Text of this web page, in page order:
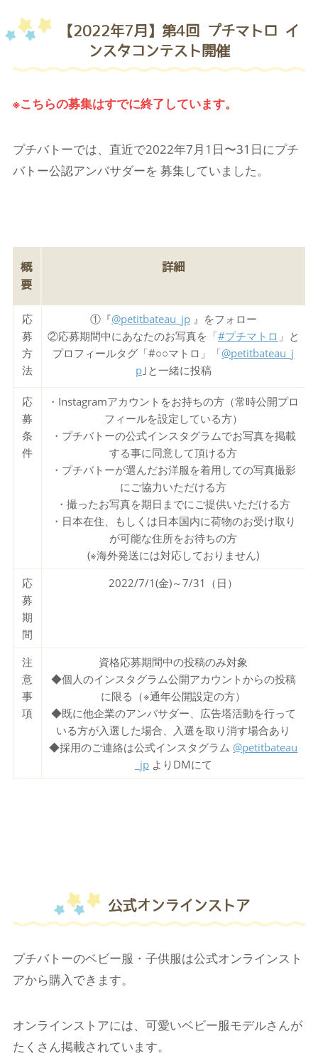
【2022年7月】第4回 プチマトロ イ
ンスタコンテスト開催
※こちらの募集はすでに終了しています。
プチバトーでは、直近で2022年7月1日〜31日にプチ
バトー公認アンバサダーを 募集していました。
概
要
詳細
応
募
方
法
①『@petitbateau_jp』をフォロー
②応募期間中にあなたのお写真を「#プチマトロ 」と
プロフィールタグ「#○○マトロ」「@petitbateau_j
p｣と一緒に投稿
応
募
条
件
・Instagramアカウントをお持ちの方（常時公開プロ
フィールを設定している方）
・プチバトーの公式インスタグラムでお写真を掲載
する事に同意して頂ける方
・プチバトーが選んだお洋服を着用しての写真撮影
にご協力いただける方
・撮ったお写真を期日までにご提供いただける方
・日本在住、もしくは日本国内に荷物のお受け取り
が可能な住所をお待ちの方
(※海外発送には対応しておりません)
応
募
期
間
2022/7/1(金)～7/31（日）
注
意
事
項
資格応募期間中の投稿のみ対象
◆個人のインスタグラム公開アカウントからの投稿
に限る（※通年公開設定の方）
◆既に他企業のアンバサダー、広告塔活動を行って
いる方が入選した場合、入選を取り消す場合あり
◆採用のご連絡は公式インスタグラム @petitbateau
_jpよりDMにて
公式オンラインストア
プチバトーのベビー服・子供服は公式オンラインスト
アから購入できます。
オンラインストアには、可愛いベビー服モデルさんが
たくさん掲載されています。